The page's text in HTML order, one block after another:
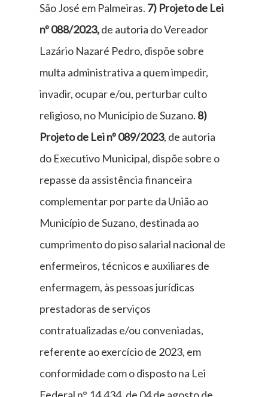
São José em Palmeiras. 7) Projeto de Lei
nº 088/2023,de autoria do Vereador
Lazário Nazaré Pedro, dispõe sobre
multa administrativa a quem impedir,
invadir, ocupar e/ou, perturbar culto
religioso, no Município de Suzano. 8)
Projeto de Lei nº 089/2023, de autoria
do Executivo Municipal, dispõe sobre o
repasse da assistência financeira
complementar por parte da União ao
Município de Suzano, destinada ao
cumprimento do piso salarial nacional de
enfermeiros, técnicos e auxiliares de
enfermagem, às pessoas jurídicas
prestadoras de serviços
contratualizadas e/ou conveniadas,
referente ao exercício de 2023, em
conformidade com o disposto na Lei